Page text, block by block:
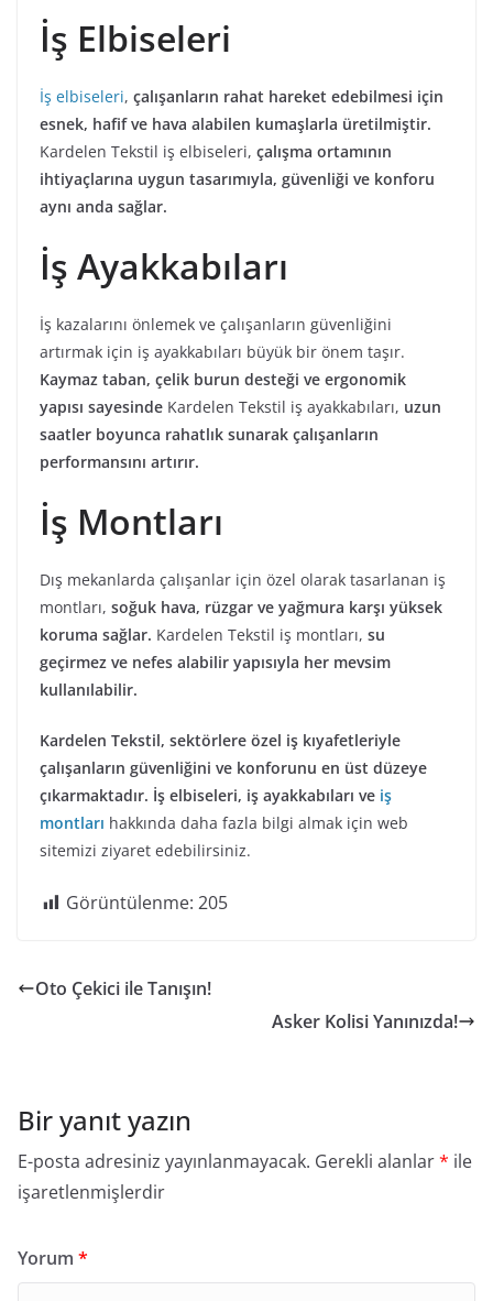
İş Elbiseleri
İş elbiseleri, çalışanların rahat hareket edebilmesi için
esnek, hafif ve hava alabilen kumaşlarla üretilmiştir.
Kardelen Tekstil iş elbiseleri, çalışma ortamının
ihtiyaçlarına uygun tasarımıyla, güvenliği ve konforu
aynı anda sağlar.
İş Ayakkabıları
İş kazalarını önlemek ve çalışanların güvenliğini
artırmak için iş ayakkabıları büyük bir önem taşır.
Kaymaz taban, çelik burun desteği ve ergonomik
yapısı sayesinde Kardelen Tekstil iş ayakkabıları, uzun
saatler boyunca rahatlık sunarak çalışanların
performansını artırır.
İş Montları
Dış mekanlarda çalışanlar için özel olarak tasarlanan iş
montları, soğuk hava, rüzgar ve yağmura karşı yüksek
koruma sağlar. Kardelen Tekstil iş montları, su
geçirmez ve nefes alabilir yapısıyla her mevsim
kullanılabilir.
Kardelen Tekstil, sektörlere özel iş kıyafetleriyle
çalışanların güvenliğini ve konforunu en üst düzeye
çıkarmaktadır. İş elbiseleri, iş ayakkabıları ve iş
montları hakkında daha fazla bilgi almak için web
sitemizi ziyaret edebilirsiniz.
Görüntülenme: 205
Oto Çekici ile Tanışın!
Asker Kolisi Yanınızda!
Bir yanıt yazın
E-posta adresiniz yayınlanmayacak. Gerekli alanlar* ile
işaretlenmişlerdir
Yorum *